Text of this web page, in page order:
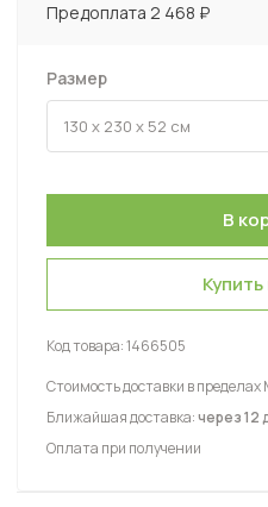
Предоплата 2 468 ₽
Размер
Купить
Код товара:1466505
Стоимость доставки в
Ближайшая доставка:через 12
Оплата при получении